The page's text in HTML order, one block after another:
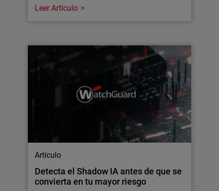
Leer Artículo
Artículo
Detecta el Shadow IA antes de que se
convierta en tu mayor riesgo